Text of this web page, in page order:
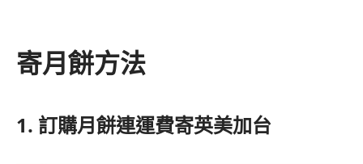
寄月餅方法
1. 訂購月餅連運費寄英美加台